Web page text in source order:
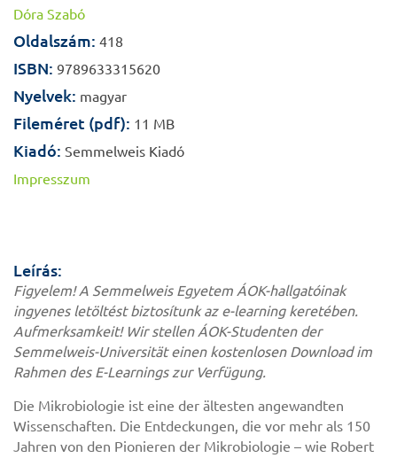
Dóra Szabó
Oldalszám: 418
ISBN: 9789633315620
Nyelvek: magyar
Fileméret (pdf): 11 MB
Kiadó: Semmelweis Kiadó
Impresszum
Leírás:
Figyelem! A Semmelweis Egyetem ÁOK-hallgatóinak
ingyenes letöltést biztosítunk az e-learning keretében.
Aufmerksamkeit! Wir stellen ÁOK-Studenten der
Semmelweis-Universität einen kostenlosen Download im
Rahmen des E-Learnings zur Verfügung.
Die Mikrobiologie ist eine der ältesten angewandten
Wissenschaften. Die Entdeckungen, die vor mehr als 150
Jahren von den Pionieren der Mikrobiologie – wie Robert